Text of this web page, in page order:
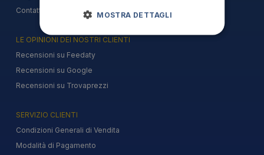
Contattaci
LE OPINIONI DEI NOSTRI CLIENTI
Recensioni su Feedaty
Recensioni su Google
Recensioni su Trovaprezzi
SERVIZIO CLIENTI
Condizioni Generali di Vendita
Modalità di Pagamento
MOSTRA DETTAGLI